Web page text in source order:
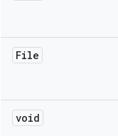
File
void